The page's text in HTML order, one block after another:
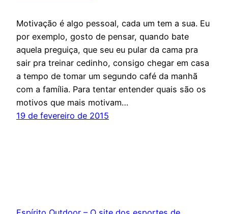
Motivação é algo pessoal, cada um tem a sua. Eu
por exemplo, gosto de pensar, quando bate
aquela preguiça, que seu eu pular da cama pra
sair pra treinar cedinho, consigo chegar em casa
a tempo de tomar um segundo café da manhã
com a família. Para tentar entender quais são os
motivos que mais motivam…
19 de fevereiro de 2015